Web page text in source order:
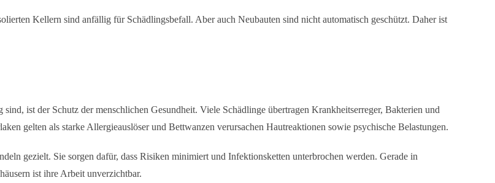
Kellern sind anfällig für Schädlingsbefall. Aber auch Neubauten sind nicht automatisch geschützt. Daher ist
sind, ist der Schutz der menschlichen Gesundheit. Viele Schädlinge übertragen Krankheitserreger, Bakterien und
gelten als starke Allergieauslöser und Bettwanzen verursachen Hautreaktionen sowie psychische Belastungen.
gezielt. Sie sorgen dafür, dass Risiken minimiert und Infektionsketten unterbrochen werden. Gerade in
ist ihre Arbeit unverzichtbar.